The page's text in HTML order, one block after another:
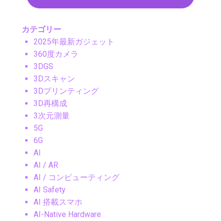
カテゴリー
2025年最新ガジェット
360度カメラ
3DGS
3Dスキャン
3Dプリンティング
3D再構成
3次元測量
5G
6G
AI
AI / AR
AI / コンピューティング
AI Safety
AI 搭載スマホ
AI-Native Hardware